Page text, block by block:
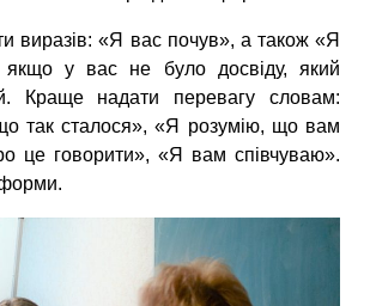
виразів: «Я вас почув», а також «Я
якщо у вас не було досвіду, який
Краще надати перевагу словам:
так сталося», «Я розумію, що вам
це говорити», «Я вам співчуваю».